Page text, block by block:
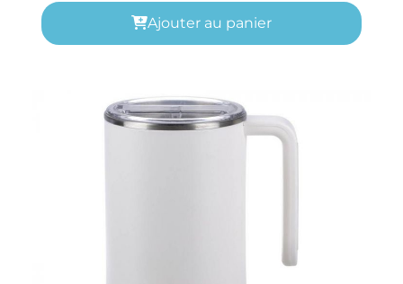
Ajouter au panier